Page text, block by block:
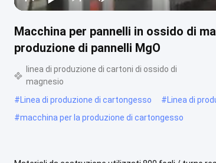
Macchina per pannelli in ossido di
produzione di pannelli MgO
linea di produzione di cartoni di ossido di
magnesio
#Linea di produzione di cartongesso #Linea di
#macchina per la produzione di cartongesso